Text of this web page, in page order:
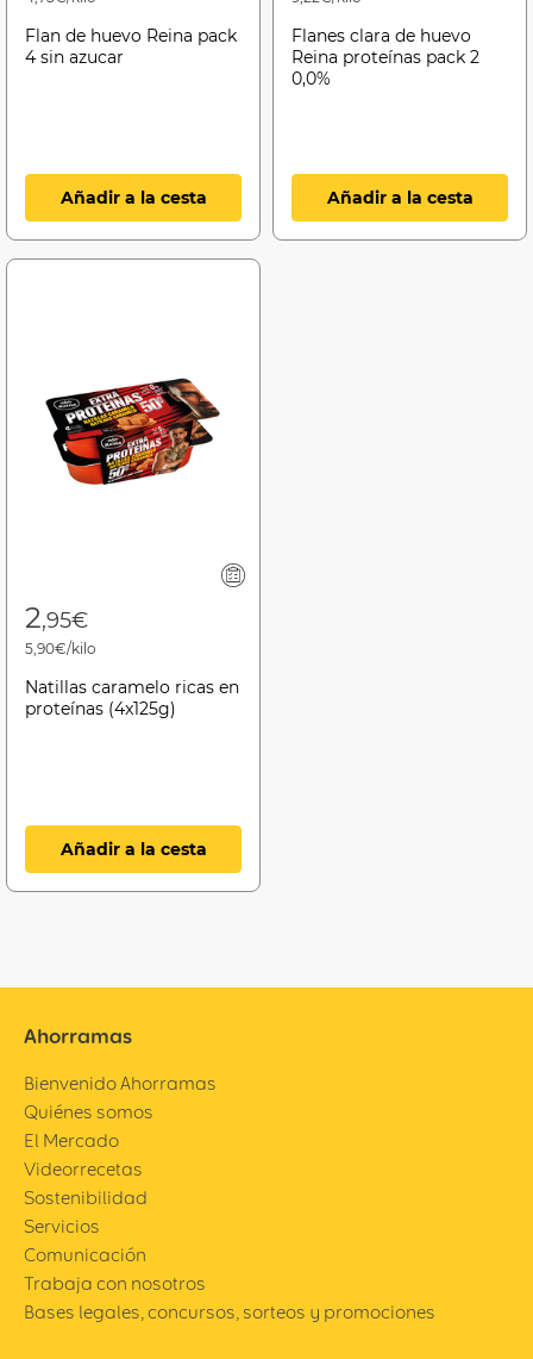
Flan de huevo Reina pack
4 sin azucar
Añadir a la cesta
Flanes clara de huevo
Reina proteínas pack 2
0,0%
Añadir a la cesta
2,95€
5,90€/kilo
Natillas caramelo ricas en
proteínas (4x125g)
Añadir a la cesta
Ahorramas
Bienvenido Ahorramas
Quiénes somos
El Mercado
Videorrecetas
Sostenibilidad
Servicios
Comunicación
Trabaja con nosotros
Bases legales, concursos, sorteos y promociones